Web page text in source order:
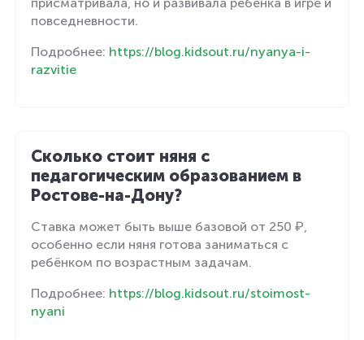
повседневности.
Подробнее: https://blog.kidsout.ru/nyanya-i-
razvitie
Сколько стоит няня с
педагогическим образованием в
Ростове-на-Дону?
Ставка может быть выше базовой от 250 ₽,
особенно если няня готова заниматься с
ребёнком по возрастным задачам.
Подробнее: https://blog.kidsout.ru/stoimost-
nyani